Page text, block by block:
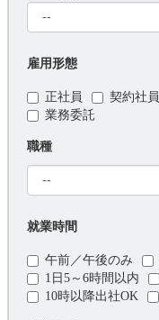
雇用形態
正社員 契約社員
業務委託
職種
就業時間
午前／午後のみ
1日5～6時間以内
10時以降出社OK